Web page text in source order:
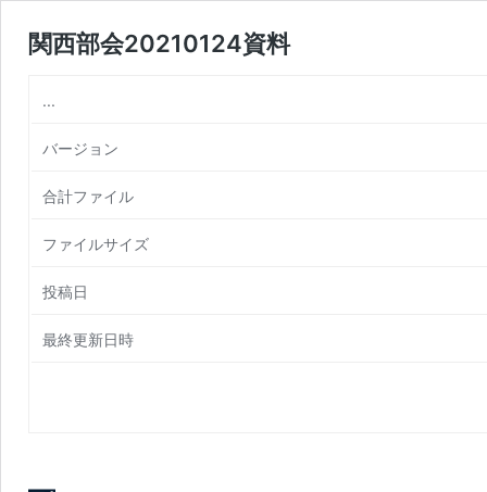
関西部会20210124資料
...
バージョン
合計ファイル
ファイルサイズ
投稿日
最終更新日時